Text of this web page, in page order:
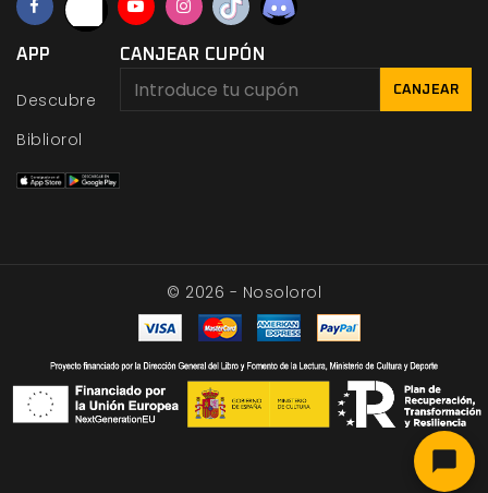
APP
Descubre
Bibliorol
CANJEAR CUPÓN
CANJEAR
© 2026 - Nosolorol